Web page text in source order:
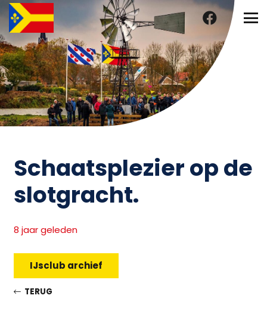
Schaatsplezier op de
slotgracht.
8 jaar geleden
IJsclub archief
TERUG